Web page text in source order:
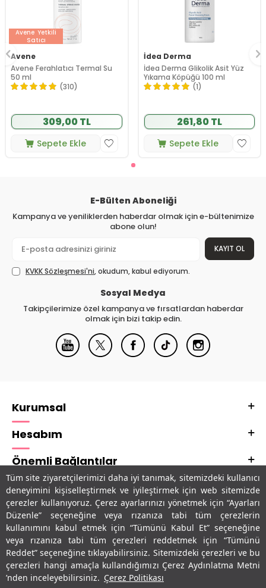
Tüm site ziyaretçilerimizi daha iyi tanımak, sitemizdeki kullanıcı
deneyimini kişiselleştirmek ve iyileştirmek için web sitemizde
çerezler kullanıyoruz. Çerez ayarlarınızı yönetmek için “Ayarları
Düzenle” seçeneğine veya rızanıza tabi tüm çerezlerin
kullanımını kabul etmek için “Tümünü Kabul Et” seçeneğine
veya rızanıza tabi tüm çerezleri reddetmek için “Tümünü
Reddet” seçeneğine tıklayabilirsiniz. Sitemizdeki çerezleri ve bu
çerezleri hangi amaçla kullandığımızı Çerez Aydınlatma Metni
’nden inceleyebilirsiniz. Çerez Politikası
Avene Yetkili
Satıcı
Avene
Avene Ferahlatıcı Termal Su
50 ml
(310)
309,00 TL
Sepete Ekle
İdea Derma
İdea Derma Glikolik Asit Yüz
Yıkama Köpüğü 100 ml
(1)
261,80 TL
Sepete Ekle
E-Bülten Aboneliği
Kampanya ve yeniliklerden haberdar olmak için e-bültenimize
abone olun!
KAYIT OL
KVKK Sözleşmesi'ni, okudum, kabul ediyorum.
Sosyal Medya
Takipçilerimize özel kampanya ve fırsatlardan haberdar
olmak için bizi takip edin.
Kurumsal
Hesabım
Önemli Bağlantılar
Adres & İletişim
Uygulamalarımız